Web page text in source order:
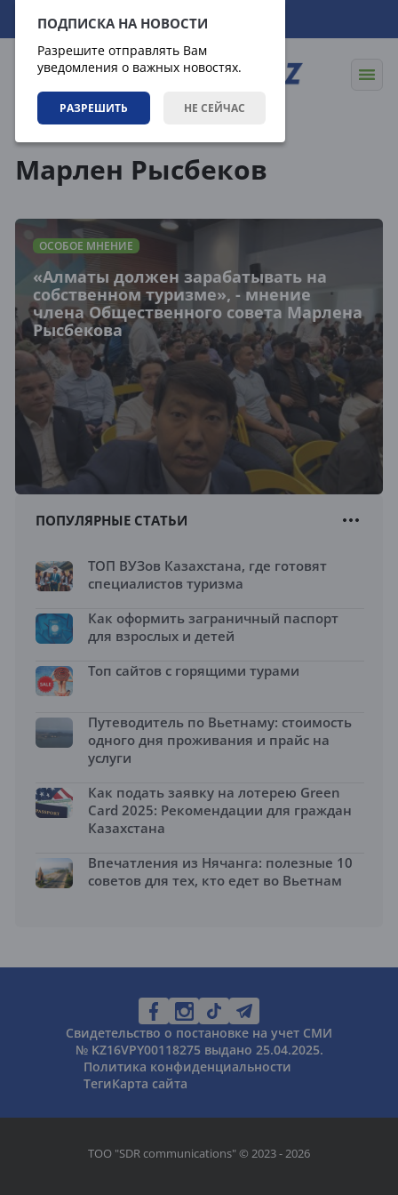
ПОДПИСКА НА НОВОСТИ
Разрешите отправлять Вам
уведомления о важных новостях.
РАЗРЕШИТЬ НЕ СЕЙЧАС
09.08.2026 19:36:37
Марлен Рысбеков
ОСОБОЕ МНЕНИЕ
«Алматы должен зарабатывать на
собственном туризме», - мнение
члена Общественного совета Марлена
Рысбекова
ПОПУЛЯРНЫЕ СТАТЬИ
ТОП ВУЗов Казахстана, где готовят
специалистов туризма
Как оформить заграничный паспорт
для взрослых и детей
Топ сайтов с горящими турами
Путеводитель по Вьетнаму: стоимость
одного дня проживания и прайс на
услуги
Как подать заявку на лотерею Green
Card 2025: Рекомендации для граждан
Казахстана
Впечатления из Нячанга: полезные 10
советов для тех, кто едет во Вьетнам
Свидетельство о постановке на учет СМИ
№ KZ16VPY00118275 выдано 25.04.2025.
Политика конфиденциальности
ТегиКарта сайта
ТОО "SDR communications" © 2023 - 2026